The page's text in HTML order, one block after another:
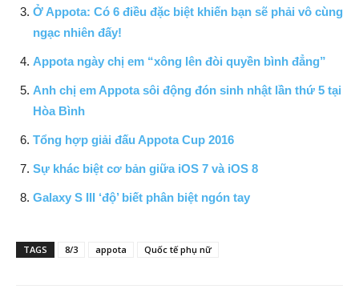
Ở Appota: Có 6 điều đặc biệt khiến bạn sẽ phải vô cùng
ngạc nhiên đấy!
Appota ngày chị em “xông lên đòi quyền bình đẳng”
Anh chị em Appota sôi động đón sinh nhật lần thứ 5 tại
Hòa Bình
Tổng hợp giải đấu Appota Cup 2016
Sự khác biệt cơ bản giữa iOS 7 và iOS 8
Galaxy S III ‘độ’ biết phân biệt ngón tay
TAGS 8/3 appota Quốc tế phụ nữ